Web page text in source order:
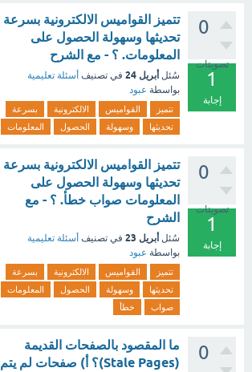
0
تصويتات
1
إجابة
تتميز القواميس الالكترونية بسرعة
تحديثها وسهولة الحصول على
المعلومات. ؟ - مع الشرح
سُئل أبريل 24 في تصنيف أسئلة تعليمية
بواسطة عبود
تتميز القواميس الالكترونية
بسرعة
تحديثها
وسهولة الحصول المعلومات
0
تصويتات
1
إجابة
تتميز القواميس الالكترونية بسرعة
تحديثها وسهولة الحصول على
المعلومات صواب خطأ. ؟ - مع
الشرح
سُئل أبريل 23 في تصنيف أسئلة تعليمية
بواسطة عبود
تتميز القواميس الالكترونية
بسرعة
تحديثها
وسهولة الحصول
المعلومات
صواب
خطأ
0
ما المقصود بالصفحات القديمة
(Stale Pages)؟ أ) صفحات لم يتم